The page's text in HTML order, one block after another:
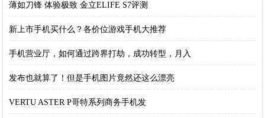
薄如刀锋 体验极致 金立ELIFE S7评测
新上市手机买什么？各价位游戏手机大推荐
手机营业厅，如何通过跨界打劫，成功转型，月入
发布也就算了！但是手机图片竟然还这么漂亮
VERTU ASTER P哥特系列商务手机发